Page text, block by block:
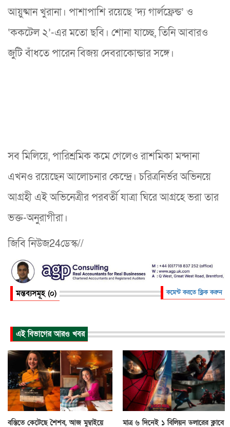
আয়ুষ্মান খুরানা। পাশাপাশি রয়েছে ‘দ্য গার্লফ্রেন্ড’ ও
‘ককটেল ২’-এর মতো ছবি। শোনা যাচ্ছে, তিনি আবারও
জুটি বাঁধতে পারেন বিজয় দেবরাকোন্ডার সঙ্গে।
সব মিলিয়ে, পারিশ্রমিক কমে গেলেও রাশমিকা মন্দানা
এখনও রয়েছেন আলোচনার কেন্দ্রে। চরিত্রনির্ভর অভিনয়ে
আগ্রহী এই অভিনেত্রীর পরবর্তী যাত্রা ঘিরে আগ্রহে ভরা তার
ভক্ত-অনুরাগীরা।
জিবি নিউজ24ডেস্ক//
মন্তব্যসমূহ (০) কমেন্ট করতে ক্লিক করুন
এই বিভাগের আরও খবর
বস্তিতে কেটেছে শৈশব, আজ মুম্বাইয়ে মাত্র ৬ দিনেই ১ বিলিয়ন ডলারের ক্লাবে